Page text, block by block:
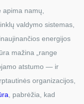
namų,
valdymo sistemas,
energijos
mažina „range
atstumo — ir
organizacijos,
, pabrėžia, kad